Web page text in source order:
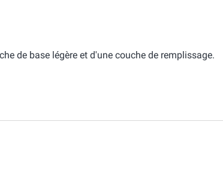
de base légère et d'une couche de remplissage.